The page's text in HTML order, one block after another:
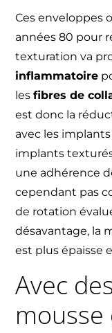
Ces enveloppes
années 80 pour
texturation va
inflammatoire
lesfibres de
est donc la
avec les implants
implants
une adhérence
cependant pas
de rotation
désavantage, la
est plus épaisse
Avec